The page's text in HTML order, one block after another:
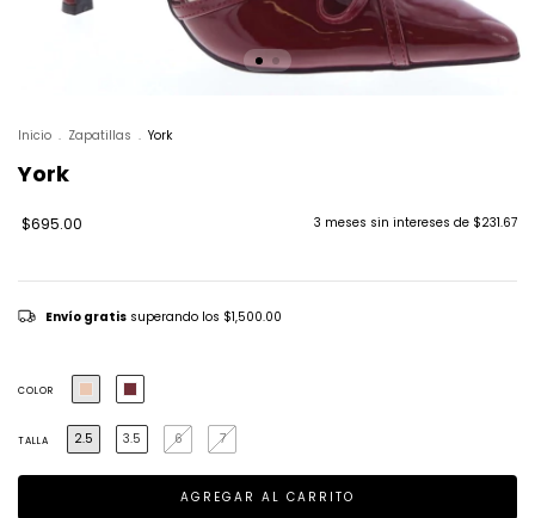
Inicio . Zapatillas . York
York
$695.00 3 meses sin intereses de $231.67
Envío gratis superando los $1,500.00
COLOR
TALLA 2.5 3.5 6 7